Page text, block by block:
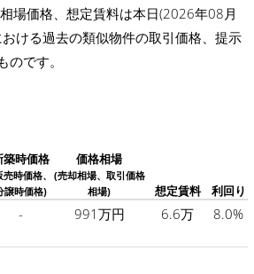
場価格、想定賃料は本日(2026年08月
ける過去の類似物件の取引価格、提示
です。
築時価格
時価格、
譲時価格)
価格相場
(売却相場、取引価格
相場)
想定賃料 利回り
- 991万円 6.6万 8.0%